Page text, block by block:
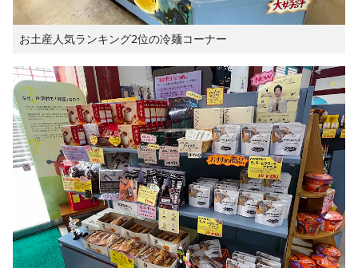
お土産人気ランキング2位の冷麺コーナー